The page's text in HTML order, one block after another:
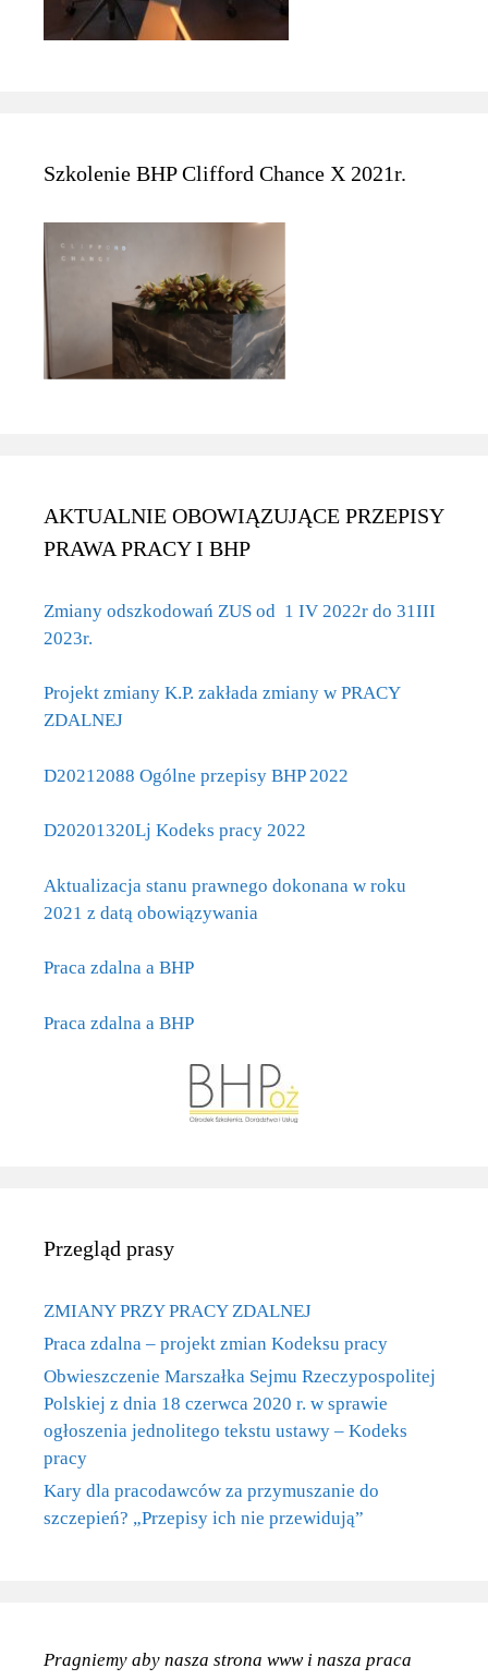
Szkolenie BHP Clifford Chance X 2021r.
AKTUALNIE OBOWIĄZUJĄCE PRZEPISY
PRAWA PRACY I BHP
Zmiany odszkodowań ZUS od 1 IV 2022r do 31III
2023r.
Projekt zmiany K.P. zakłada zmiany w PRACY
ZDALNEJ
D20212088 Ogólne przepisy BHP 2022
D20201320Lj Kodeks pracy 2022
Aktualizacja stanu prawnego dokonana w roku
2021 z datą obowiązywania
Praca zdalna a BHP
Praca zdalna a BHP
Przegląd prasy
ZMIANY PRZY PRACY ZDALNEJ
Praca zdalna – projekt zmian Kodeksu pracy
Obwieszczenie Marszałka Sejmu Rzeczypospolitej
Polskiej z dnia 18 czerwca 2020 r. w sprawie
ogłoszenia jednolitego tekstu ustawy – Kodeks
pracy
Kary dla pracodawców za przymuszanie do
szczepień? „Przepisy ich nie przewidują”
Pragniemy aby nasza strona www i nasza praca